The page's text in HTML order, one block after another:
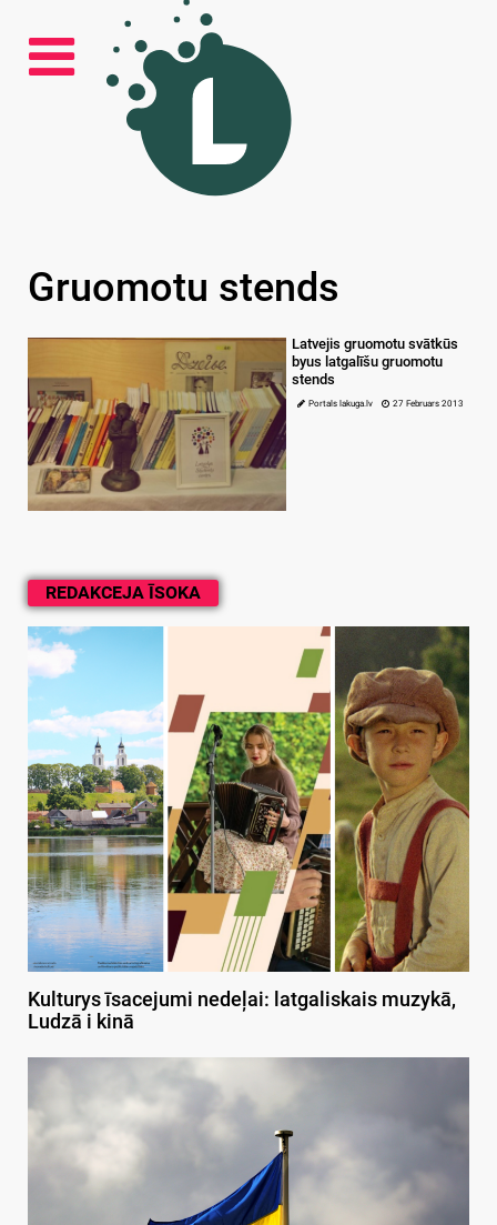
REDAKCEJA ĪSOKA
Kulturys īsacejumi nedeļai: latgaliskais muzykā,
Ludzā i kinā
Gruomotu stends
Latvejis gruomotu svātkūs
byus latgalīšu gruomotu
stends
Portals lakuga.lv 27 Februars 2013